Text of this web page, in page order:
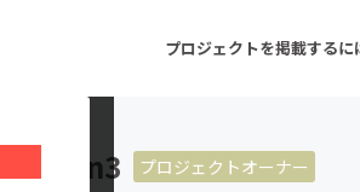
プロジェクトを掲載するに
satoman3
プロジェクトオーナー